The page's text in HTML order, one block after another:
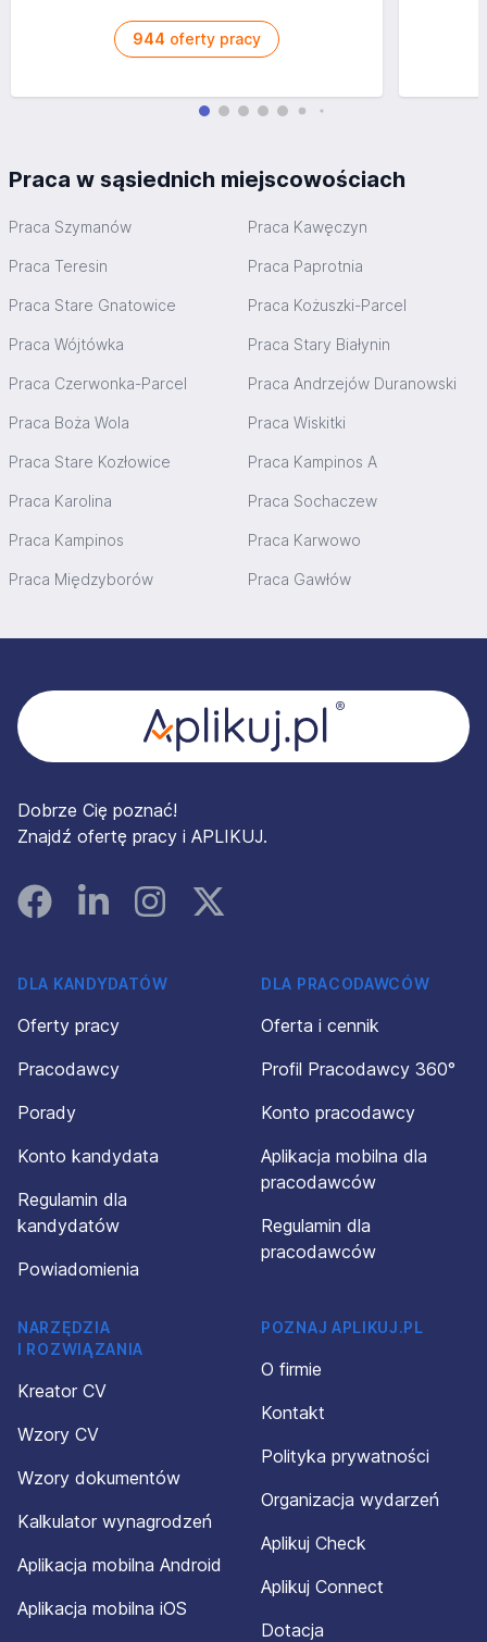
944 oferty pracy
Praca w sąsiednich miejscowościach
Praca Szymanów Praca Kawęczyn
Praca Teresin Praca Paprotnia
Praca Stare Gnatowice Praca Kożuszki-Parcel
Praca Wójtówka Praca Stary Białynin
Praca Czerwonka-Parcel Praca Andrzejów Duranowski
Praca Boża Wola Praca Wiskitki
Praca Stare Kozłowice Praca Kampinos A
Praca Karolina Praca Sochaczew
Praca Kampinos Praca Karwowo
Praca Międzyborów Praca Gawłów
Dobrze Cię poznać!
Znajdź ofertę pracy i APLIKUJ.
FacebookLinked InInstagramInstagram
DLA KANDYDATÓW
Oferty pracy
Pracodawcy
Porady
Konto kandydata
Regulamin dla
kandydatów
Powiadomienia
DLA PRACODAWCÓW
Oferta i cennik
Profil Pracodawcy 360°
Konto pracodawcy
Aplikacja mobilna dla
pracodawców
Regulamin dla
pracodawców
NARZĘDZIA
I ROZWIĄZANIA
Kreator CV
Wzory CV
Wzory dokumentów
Kalkulator wynagrodzeń
Aplikacja mobilna Android
Aplikacja mobilna iOS
POZNAJ APLIKUJ.PL
O firmie
Kontakt
Polityka prywatności
Organizacja wydarzeń
Aplikuj Check
Aplikuj Connect
Dotacja